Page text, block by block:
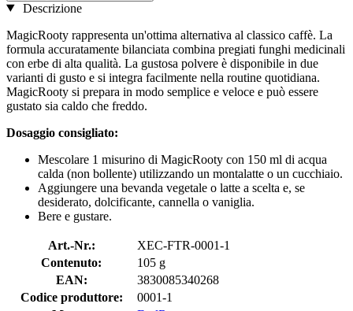
Descrizione
MagicRooty rappresenta un'ottima alternativa al classico caffè. La
formula accuratamente bilanciata combina pregiati funghi medicinali
con erbe di alta qualità. La gustosa polvere è disponibile in due
varianti di gusto e si integra facilmente nella routine quotidiana.
MagicRooty si prepara in modo semplice e veloce e può essere
gustato sia caldo che freddo.
Dosaggio consigliato:
Mescolare 1 misurino di MagicRooty con 150 ml di acqua
calda (non bollente) utilizzando un montalatte o un cucchiaio.
Aggiungere una bevanda vegetale o latte a scelta e, se
desiderato, dolcificante, cannella o vaniglia.
Bere e gustare.
Art.-Nr.:
XEC-FTR-0001-1
Contenuto:
105 g
EAN:
3830085340268
Codice produttore:
0001-1